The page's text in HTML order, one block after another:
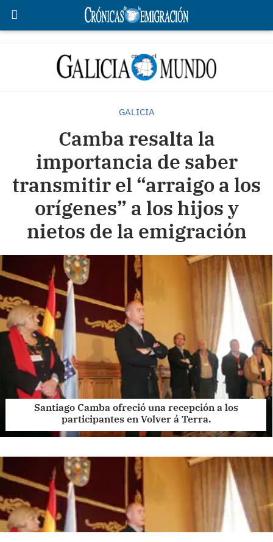
GALICIA
Camba resalta la
importancia de saber
transmitir el “arraigo a los
orígenes” a los hijos y
nietos de la emigración
Santiago Camba ofreció una recepción a los
participantes en Volver á Terra.